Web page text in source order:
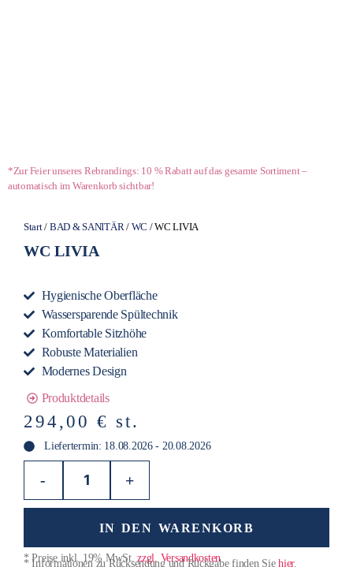
*Zur Feier unseres Rebrandings: 10 % Rabatt auf das gesamte Sortiment –
automatisch im Warenkorb sichtbar!
Start/ BAD & SANITÄR/ WC / WC LIVIA
WC LIVIA
Hygienische Oberfläche
Wassersparende Spültechnik
Komfortable Sitzhöhe
Robuste Materialien
Modernes Design
Produktdetails
294,00 € st.
Liefertermin: 18.08.2026 - 20.08.2026
- +
IN DEN WARENKORB
* Preise inkl. 19% MwSt.zzgl. Versandkosten
* Informationen zu Rücksendung und Rückgabe finden Siehier.